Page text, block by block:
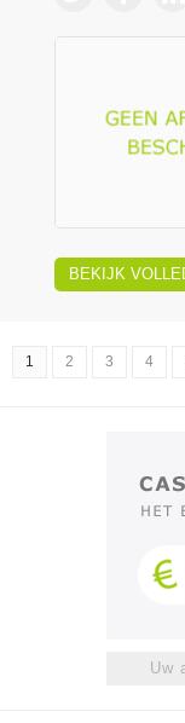
BEKIJK
1 2 3 4
Uw